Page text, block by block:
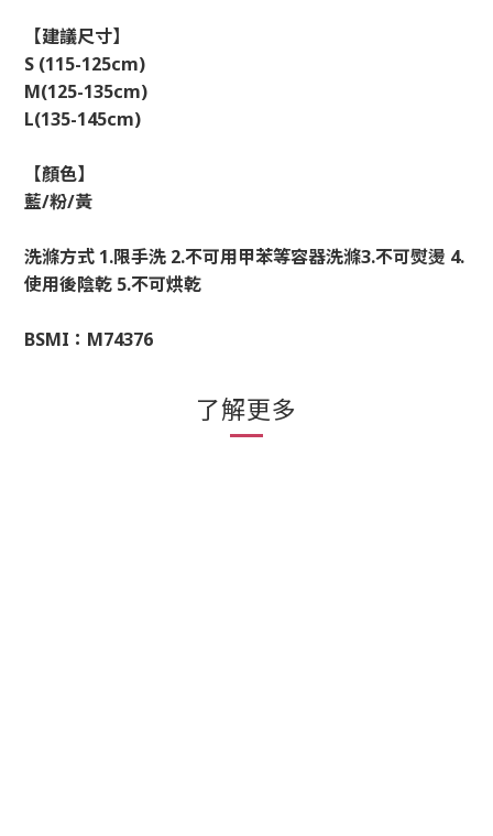
【建議尺寸】
S (115-125cm)
M(125-135cm)
L(135-145cm)
【顏色】
藍/粉/黃
洗滌方式 1.限手洗 2.不可用甲苯等容器洗滌3.不可熨燙 4.
使用後陰乾 5.不可烘乾
BSMI：M74376
了解更多